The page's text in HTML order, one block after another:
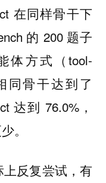
在同样骨干下
的 200 题子
体方式（tool-
同骨干达到了
达到 76.0%，
。
反复尝试，有